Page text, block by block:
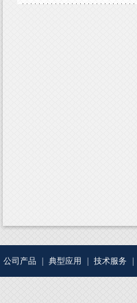
公司产品 典型应用 技术服务